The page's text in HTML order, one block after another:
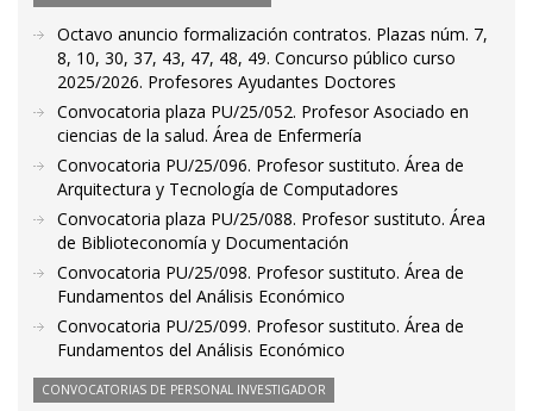
Octavo anuncio formalización contratos. Plazas núm. 7,
8, 10, 30, 37, 43, 47, 48, 49. Concurso público curso
2025/2026. Profesores Ayudantes Doctores
Convocatoria plaza PU/25/052. Profesor Asociado en
ciencias de la salud. Área de Enfermería
Convocatoria PU/25/096. Profesor sustituto. Área de
Arquitectura y Tecnología de Computadores
Convocatoria plaza PU/25/088. Profesor sustituto. Área
de Biblioteconomía y Documentación
Convocatoria PU/25/098. Profesor sustituto. Área de
Fundamentos del Análisis Económico
Convocatoria PU/25/099. Profesor sustituto. Área de
Fundamentos del Análisis Económico
CONVOCATORIAS DE PERSONAL INVESTIGADOR